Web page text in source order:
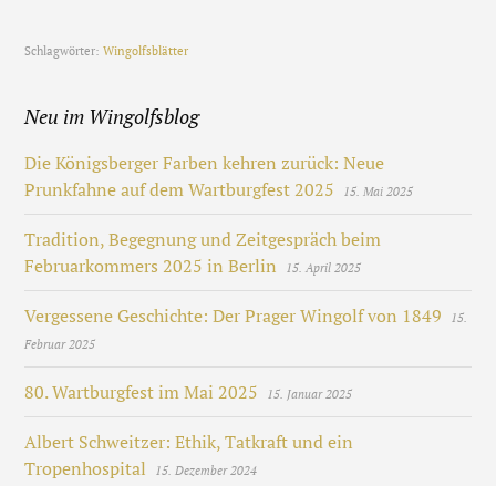
Schlagwörter:Wingolfsblätter
Neu im Wingolfsblog
Die Königsberger Farben kehren zurück: Neue
Prunkfahne auf dem Wartburgfest 2025
15. Mai 2025
Tradition, Begegnung und Zeitgespräch beim
Februarkommers 2025 in Berlin
15. April 2025
Vergessene Geschichte: Der Prager Wingolf von 1849
15.
Februar 2025
80. Wartburgfest im Mai 2025 15. Januar 2025
Albert Schweitzer: Ethik, Tatkraft und ein
Tropenhospital
15. Dezember 2024